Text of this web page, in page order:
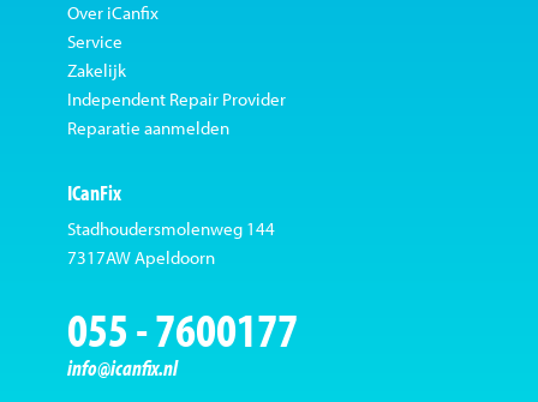
Over iCanfix
Service
Zakelijk
Independent Repair Provider
Reparatie aanmelden
ICanFix
Stadhoudersmolenweg 144
7317AW Apeldoorn
055 - 7600177
info@icanfix.nl